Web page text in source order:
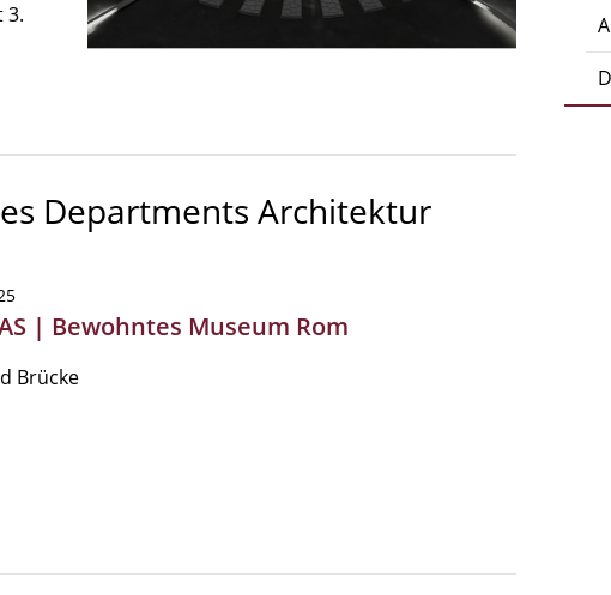
3.
Departments Architektur
| Bewohntes Museum Rom
Brücke